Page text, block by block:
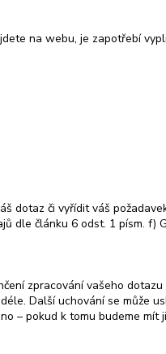
na webu, je zapotřebí
dotaz či vyřídit váš
dle článku 6 odst. 1 písm. f)
zpracování vašeho dotazu
Další uchování se může
– pokud k tomu budeme mít